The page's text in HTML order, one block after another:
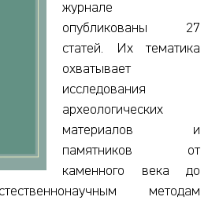
журнале
опубликованы 27
статей. Их тематика
охватывает
исследования
археологических
материалов и
памятников от
каменного века до
методам